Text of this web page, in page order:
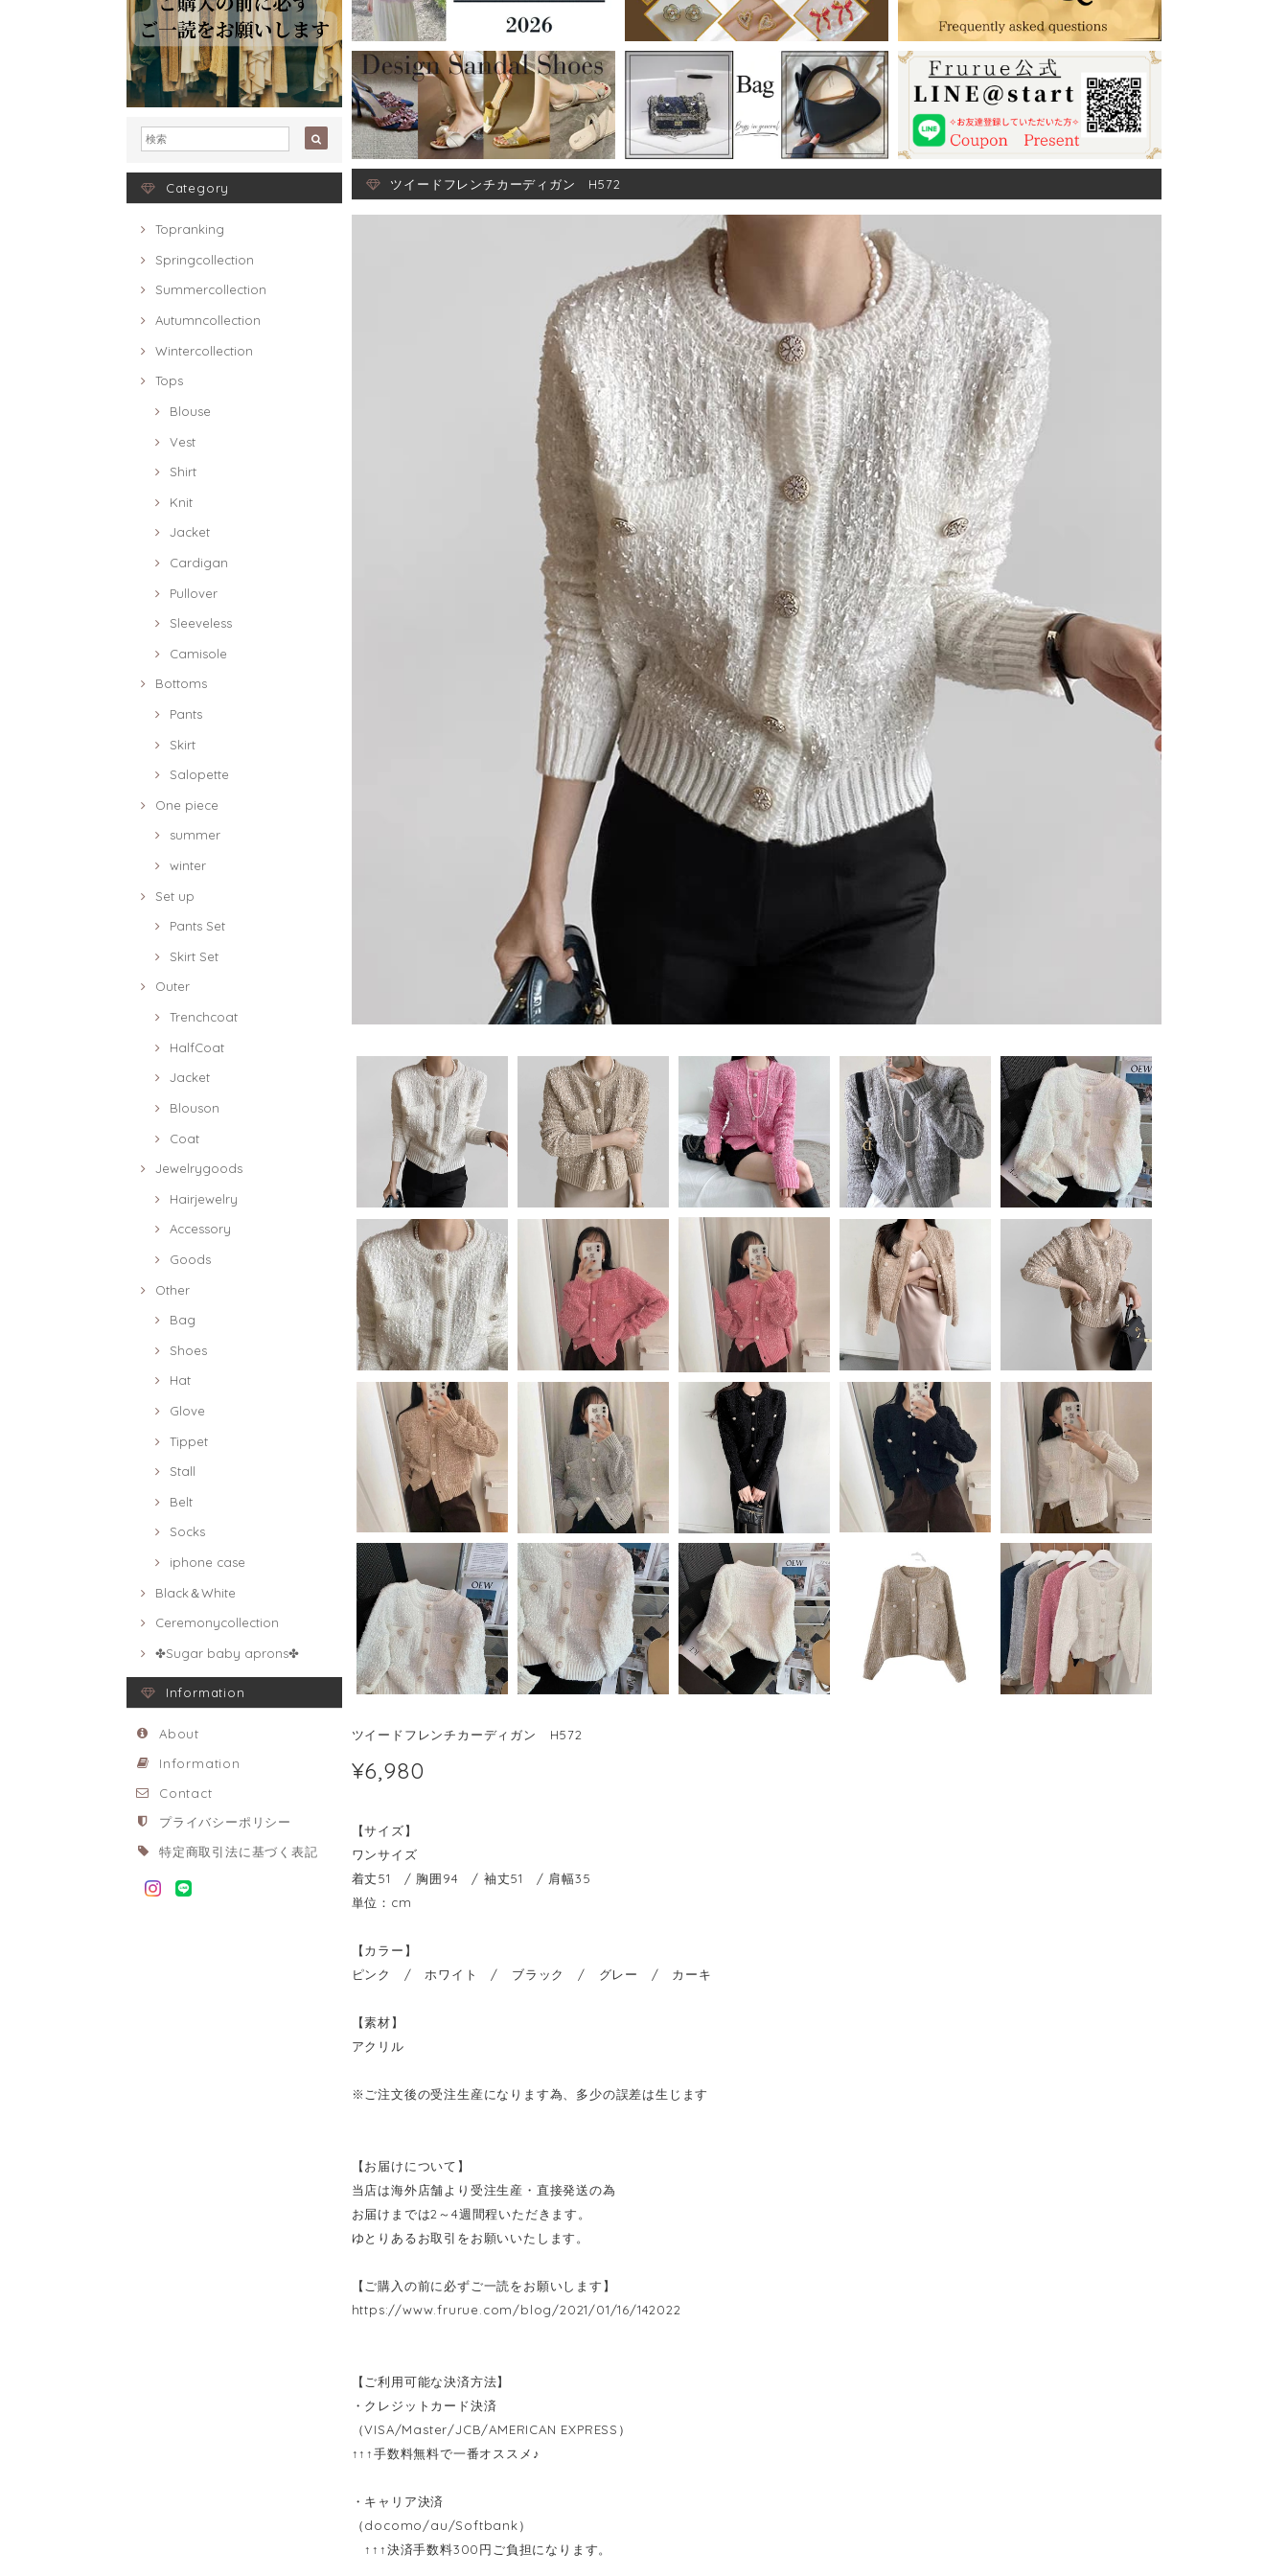
Category
Topranking
Springcollection
Summercollection
Autumncollection
Wintercollection
Tops
Blouse
Vest
Shirt
Knit
Jacket
Cardigan
Pullover
Sleeveless
Camisole
Bottoms
Pants
Skirt
Salopette
One piece
summer
winter
Set up
Pants Set
Skirt Set
Outer
Trenchcoat
HalfCoat
Jacket
Blouson
Coat
Jewelrygoods
Hairjewelry
Accessory
Goods
Other
Bag
Shoes
Hat
Glove
Tippet
Stall
Belt
Socks
iphone case
Black＆White
Ceremonycollection
✤Sugar baby aprons✤
Information
About
Information
Contact
プライバシーポリシー
特定商取引法に基づく表記
ツイードフレンチカーディガン H572
ツイードフレンチカーディガン H572
¥6,980
【サイズ】
ワンサイズ
着丈51 / 胸囲94 / 袖丈51 / 肩幅35
単位：cm
【カラー】
ピンク / ホワイト / ブラック / グレー / カーキ
【素材】
アクリル
※ご注文後の受注生産になります為、多少の誤差は生じます
【お届けについて】
当店は海外店舗より受注生産・直接発送の為
お届けまでは2～4週間程いただきます。
ゆとりあるお取引をお願いいたします。
【ご購入の前に必ずご一読をお願いします】
https://www.frurue.com/blog/2021/01/16/142022
【ご利用可能な決済方法】
・クレジットカード決済
（VISA/Master/JCB/AMERICAN EXPRESS）
↑↑↑手数料無料で一番オススメ♪
・キャリア決済
（docomo/au/Softbank）
↑↑↑決済手数料300円ご負担になります。